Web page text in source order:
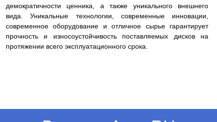
демократичности ценника, а также уникального внешнего
вида. Уникальные технологии, современные инновации,
современное оборудование и отличное сырье гарантирует
прочность и износоустойчивость поставляемых дисков на
протяжении всего эксплуатационного срока.